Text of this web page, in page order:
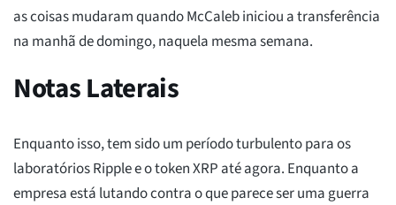
as coisas mudaram quando McCaleb iniciou a transferência
na manhã de domingo, naquela mesma semana.
Notas Laterais
Enquanto isso, tem sido um período turbulento para os
laboratórios Ripple e o token XRP até agora. Enquanto a
empresa está lutando contra o que parece ser uma guerra